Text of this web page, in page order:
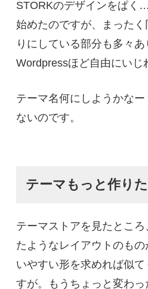
STORKのデザインをぱく
始めたのですが、まった
りにしている部分も多々
Wordpressほど自由にいじ
テーマ名何にしようかな
ないのです。
テーマもっと作り
テーマストアを見たとこ
たようなレイアウトのも
いやすい形を求めれば似
すが。もうちょっと変わ